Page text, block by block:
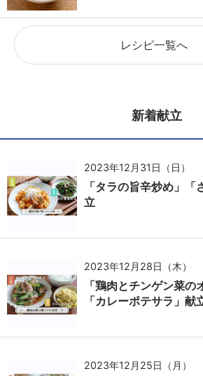
レシピ一覧へ
新着献立
2023年12月31日（日）
「タラの旨辛炒め」
立
2023年12月28日（木）
「鶏肉とチンゲン菜の
「カレーポテサラ」献
2023年12月25日（月）